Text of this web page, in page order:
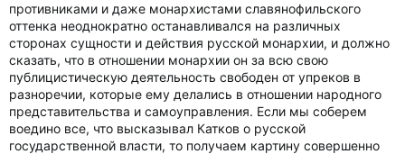
противниками и даже монархистами славянофильского
оттенка неоднократно останавливался на различных
сторонах сущности и действия русской монархии, и должно
сказать, что в отношении монархии он за всю свою
публицистическую деятельность свободен от упреков в
разноречии, которые ему делались в отношении народного
представительства и самоуправления. Если мы соберем
воедино все, что высказывал Катков о русской
государственной власти, то получаем картину совершенно